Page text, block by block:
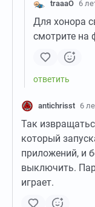
traaaO 6
Для хонора
смотрите на
antichrisst 6
Так
который
приложений, и
выключить.
играет.